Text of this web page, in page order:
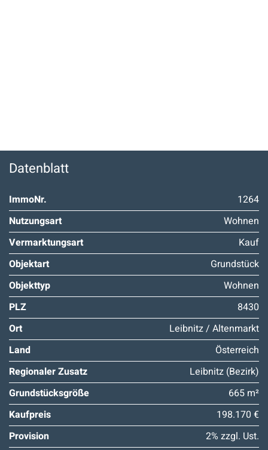
Datenblatt
ImmoNr.
1264
Nutzungsart
Wohnen
Vermarktungsart
Kauf
Objektart
Grundstück
Objekttyp
Wohnen
PLZ
8430
Ort
Leibnitz / Altenmarkt
Land
Österreich
Regionaler Zusatz
Leibnitz (Bezirk)
Grundstücksgröße
665 m²
Kaufpreis
198.170 €
Provision
2% zzgl. Ust.